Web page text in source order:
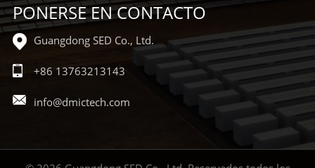
PONERSE EN CONTACTO
Guangdong SED Co., Ltd.
+86 13763213143
info@dmictech.com